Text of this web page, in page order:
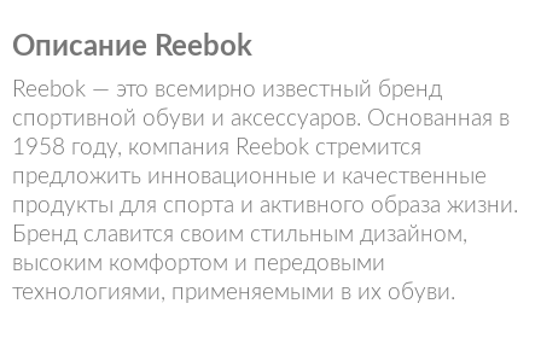
Описание Reebok
Reebok — это всемирно известный бренд
спортивной обуви и аксессуаров. Основанная в
1958 году, компания Reebok стремится
предложить инновационные и качественные
продукты для спорта и активного образа жизни.
Бренд славится своим стильным дизайном,
высоким комфортом и передовыми
технологиями, применяемыми в их обуви.